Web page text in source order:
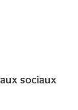
sociaux